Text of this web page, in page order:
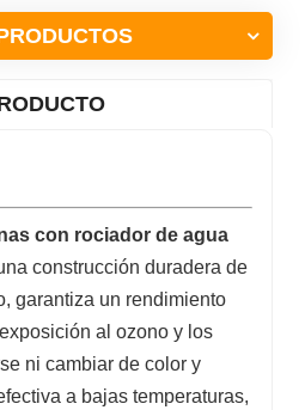
con rociador de agua
construcción duradera de
garantiza un rendimiento
al ozono y los
ni cambiar de color y
a bajas temperaturas,